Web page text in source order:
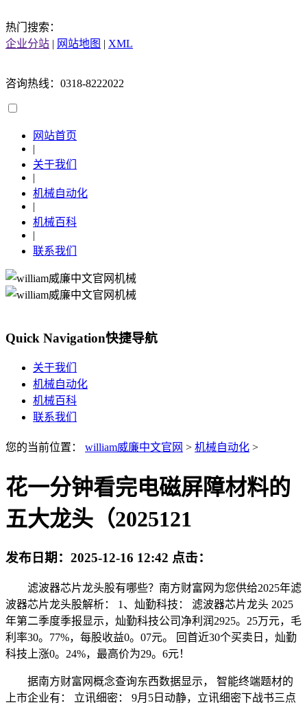
热门搜索：
企业分站 | 网站地图 | XML
咨询热线：0318-8222022
网站首页
|
关于我们
|
机械自动化
|
机械百科
|
联系我们
Quick Navigation快捷导航
关于我们
机械自动化
机械百科
联系我们
您的当前位置： william威廉中文官网 > 机械自动化 >
花一分钟看完电磁屏障材料的
五大龙头（2025121
发布日期： 2025-12-16 12:42 点击：
滤波器芯片龙头股有哪些？南方财富网为您供给2025年滤
波器芯片龙头股解析： 1、灿勤科技： 滤波器芯片龙头 2025
年第二季度季报显示，灿勤科技公司净利润2925。25万元，毛
利率30。77%，每股收益0。07元。 回首近30个买卖日，灿勤
科技上涨0。24%，最高价为29。6元！
据南方财富网概念查询东西数据显示， 智能终端题材的
上市企业有： 立讯细密： 9月5日动静，立讯细密下战书三点